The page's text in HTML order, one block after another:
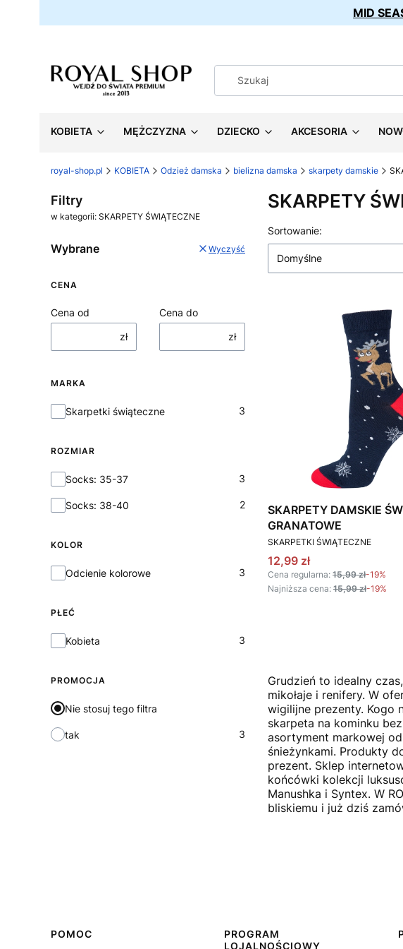
MID
KOBIETA MĘŻCZYZNA DZIECKO AKCESORIA
royal-shop.pl KOBIETA Odzież damska bielizna damska skarpety damskie
Filtry
w kategorii: SKARPETY ŚWIĄTECZNE
Wybrane Wyczyść
CENA
Cena od
zł
Cena do
zł
MARKA
Marka
Skarpetki świąteczne 3
ROZMIAR
Rozmiar
Socks: 35-37 3
Socks: 38-40 2
KOLOR
Kolor
Odcienie kolorowe 3
PŁEĆ
PłećKobieta 3
PROMOCJA
Nie stosuj tego filtra
tak 3
SKARPETY
Lista produktów
Sortowanie:
Domyślne
SKARPETY DAMSKIE
GRANATOWE
PRODUCENT
SKARPETKI ŚWIĄTECZNE
Cena promocyjna
12,99 zł
Cena regularna: 15,99 zł-19%
Najniższa cena: 15,99 zł-19%
Grudzień to idealny
mikołaje i renifery. W
wigilijne prezenty. Kogo
skarpeta na kominku
asortyment markowej
śnieżynkami. Produkty
prezent. Sklep
końcówki kolekcji
Manushka i Syntex. W
bliskiemu i już dziś
Linki w stopce
POMOC
PROGRAM
LOJALNOŚCIOWY